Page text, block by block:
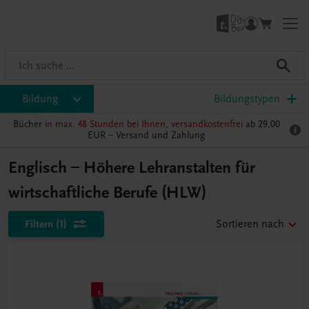
Bildung Bildungstypen
Bücher in max. 48 Stunden bei Ihnen, versandkostenfrei ab 29,00
EUR – Versand und Zahlung
Englisch – Höhere Lehranstalten für
wirtschaftliche Berufe (HLW)
Filtern (1) Sortieren nach